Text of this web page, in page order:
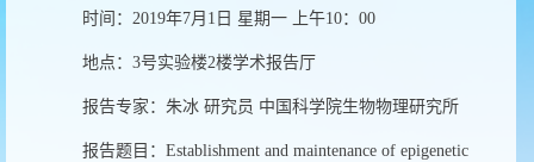
时间：2019年7月1日 星期一 上午10：00
地点：3号实验楼2楼学术报告厅
报告专家：朱冰 研究员 中国科学院生物物理研究所
报告题目：Establishment and maintenance of epigenetic